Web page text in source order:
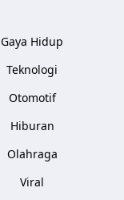
Gaya Hidup
Teknologi
Otomotif
Hiburan
Olahraga
Viral